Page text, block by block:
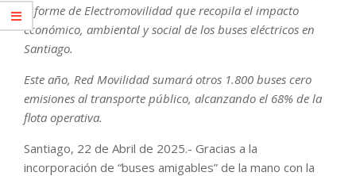
Informe de Electromovilidad que recopila el impacto
económico, ambiental y social de los buses eléctricos en
Santiago.
Este año, Red Movilidad sumará otros 1.800 buses cero
emisiones al transporte público, alcanzando el 68% de la
flota operativa.
Santiago, 22 de Abril de 2025.- Gracias a la
incorporación de “buses amigables” de la mano con la